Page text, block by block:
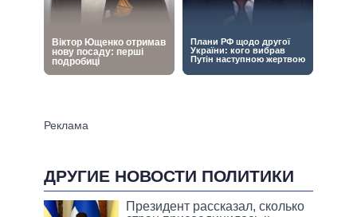
ДРУГИЕ НОВОСТИ ПОЛИТИКИ
Президент рассказал, сколько